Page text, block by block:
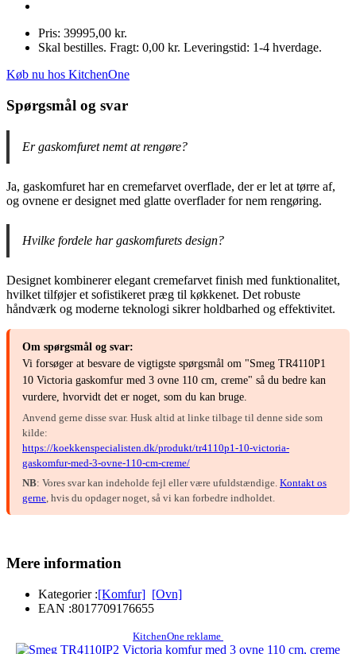
Pris: 39995,00 kr.
Skal bestilles. Fragt: 0,00 kr. Leveringstid: 1-4 hverdage.
Køb nu hos KitchenOne
Spørgsmål og svar
Er gaskomfuret nemt at rengøre?
Ja, gaskomfuret har en cremefarvet overflade, der er let at tørre af,
og ovnene er designet med glatte overflader for nem rengøring.
Hvilke fordele har gaskomfurets design?
Designet kombinerer elegant cremefarvet finish med funktionalitet,
hvilket tilføjer et sofistikeret præg til køkkenet. Det robuste
håndværk og moderne teknologi sikrer holdbarhed og effektivitet.
Om spørgsmål og svar:
Vi forsøger at besvare de vigtigste spørgsmål om "Smeg TR4110P1
10 Victoria gaskomfur med 3 ovne 110 cm, creme" så du bedre kan
vurdere, hvorvidt det er noget, som du kan bruge.
Anvend gerne disse svar. Husk altid at linke tilbage til denne side som
kilde:
https://koekkenspecialisten.dk/produkt/tr4110p1-10-victoria-
gaskomfur-med-3-ovne-110-cm-creme/
NB: Vores svar kan indeholde fejl eller være ufuldstændige. Kontakt os
gerne, hvis du opdager noget, så vi kan forbedre indholdet.
Mere information
Kategorier :[Komfur] [Ovn]
EAN :8017709176655
KitchenOne reklame